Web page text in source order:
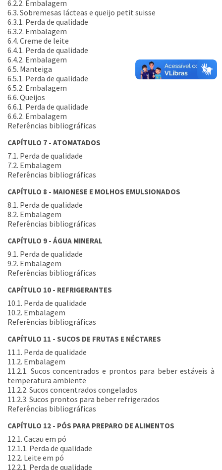
6.2.2. Embalagem
6.3. Sobremesas lácteas e queijo petit suisse
6.3.1. Perda de qualidade
6.3.2. Embalagem
6.4. Creme de leite
6.4.1. Perda de qualidade
6.4.2. Embalagem
6.5. Manteiga
6.5.1. Perda de qualidade
6.5.2. Embalagem
6.6. Queijos
6.6.1. Perda de qualidade
6.6.2. Embalagem
Referências bibliográficas
CAPÍTULO 7 - ATOMATADOS
7.1. Perda de qualidade
7.2. Embalagem
Referências bibliográficas
CAPÍTULO 8 - MAIONESE E MOLHOS EMULSIONADOS
8.1. Perda de qualidade
8.2. Embalagem
Referências bibliográficas
CAPÍTULO 9 - ÁGUA MINERAL
9.1. Perda de qualidade
9.2. Embalagem
Referências bibliográficas
CAPÍTULO 10 - REFRIGERANTES
10.1. Perda de qualidade
10.2. Embalagem
Referências bibliográficas
CAPÍTULO 11 - SUCOS DE FRUTAS E NÉCTARES
11.1. Perda de qualidade
11.2. Embalagem
11.2.1. Sucos concentrados e prontos para beber estáveis à
temperatura ambiente
11.2.2. Sucos concentrados congelados
11.2.3. Sucos prontos para beber refrigerados
Referências bibliográficas
CAPÍTULO 12 - PÓS PARA PREPARO DE ALIMENTOS
12.1. Cacau em pó
12.1.1. Perda de qualidade
12.2. Leite em pó
12.2.1. Perda de qualidade